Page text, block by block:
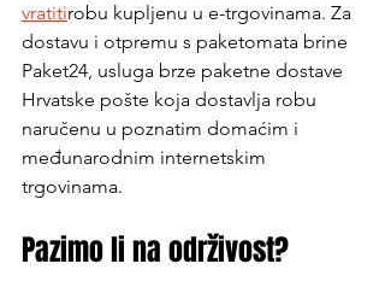
vratitirobu kupljenu u e-trgovinama. Za
dostavu i otpremu s paketomata brine
Paket24, usluga brze paketne dostave
Hrvatske pošte koja dostavlja robu
naručenu u poznatim domaćim i
međunarodnim internetskim
trgovinama.
Pazimo li na održivost?